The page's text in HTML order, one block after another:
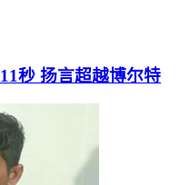
秒 扬言超越博尔特